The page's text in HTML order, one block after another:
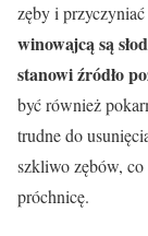
zęby i
winowajcą są
stanowi źródło
być również
trudne do
szkliwo zębów, co
próchnicę.